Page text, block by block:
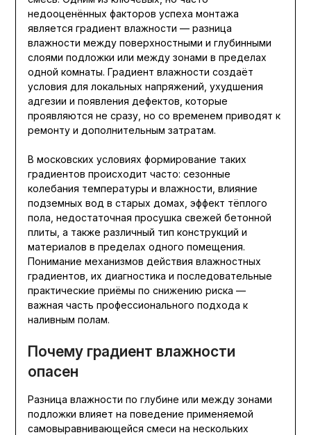
недооценённых факторов успеха монтажа
является градиент влажности — разница
влажности между поверхностными и глубинными
слоями подложки или между зонами в пределах
одной комнаты. Градиент влажности создаёт
условия для локальных напряжений, ухудшения
адгезии и появления дефектов, которые
проявляются не сразу, но со временем приводят к
ремонту и дополнительным затратам.
В московских условиях формирование таких
градиентов происходит часто: сезонные
колебания температуры и влажности, влияние
подземных вод в старых домах, эффект тёплого
пола, недостаточная просушка свежей бетонной
плиты, а также различный тип конструкций и
материалов в пределах одного помещения.
Понимание механизмов действия влажностных
градиентов, их диагностика и последовательные
практические приёмы по снижению риска —
важная часть профессионального подхода к
наливным полам.
Почему градиент влажности
опасен
Разница влажности по глубине или между зонами
подложки влияет на поведение применяемой
самовыравнивающейся смеси на нескольких